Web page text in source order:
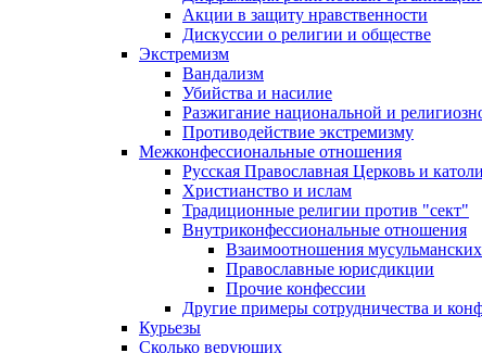
Акции в защиту нравственности
Дискуссии о религии и обществе
Экстремизм
Вандализм
Убийства и насилие
Разжигание национальной и
Противодействие экстремизму
Межконфессиональные отношения
Русская Православная Церковь и
Христианство и ислам
Традиционные религии против "сект"
Внутриконфессиональные отношения
Взаимоотношения
Православные юрисдикции
Прочие конфессии
Другие примеры сотрудничества и
Курьезы
Сколько верующих